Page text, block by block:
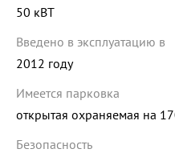
50 кВТ
Введено в эксплуатацию в
2012 году
Имеется парковка
открытая охраняемая на
Безопасность